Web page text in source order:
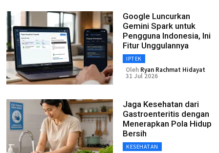
Google Luncurkan
Gemini Spark untuk
Pengguna Indonesia, Ini
Fitur Unggulannya
IPTEK
Oleh Ryan Rachmat Hidayat
31 Jul 2026
Jaga Kesehatan dari
Gastroenteritis dengan
Menerapkan Pola Hidup
Bersih
KESEHATAN